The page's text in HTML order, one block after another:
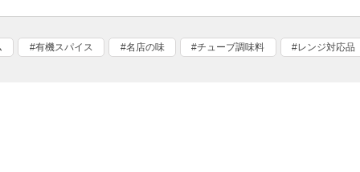
#有機スパイス #名店の味 #チューブ調味料 #レンジ対応品